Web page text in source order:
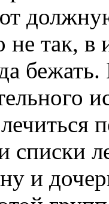
не так,
списки
и